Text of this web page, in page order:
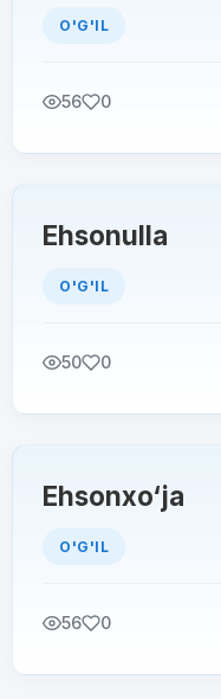
O'G'IL
56 0
Ehsonulla
O'G'IL
50 0
Ehsonxo‘ja
O'G'IL
56 0